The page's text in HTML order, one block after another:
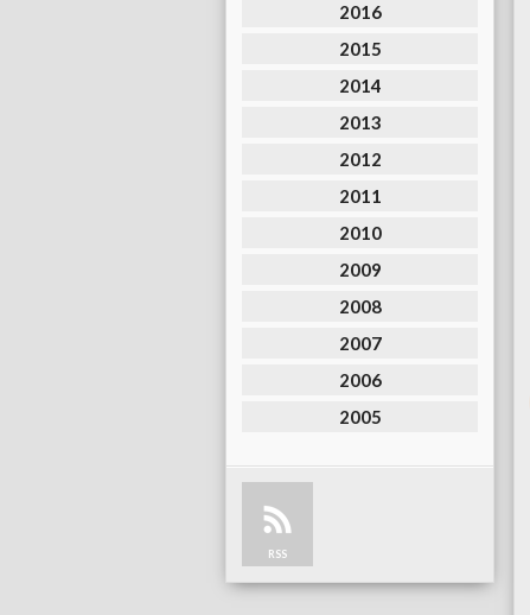
2016
2015
2014
2013
2012
2011
2010
2009
2008
2007
2006
2005
RSS